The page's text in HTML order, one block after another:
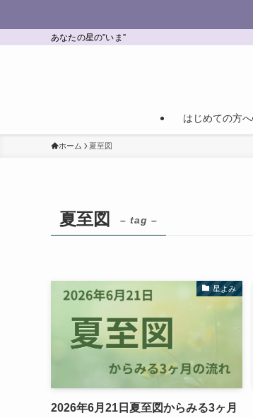
あなたの星の”いま”
はじめての方へ
ホーム 夏至図
夏至図 – tag –
星よみ
2026年6月21日夏至図からみる3ヶ月